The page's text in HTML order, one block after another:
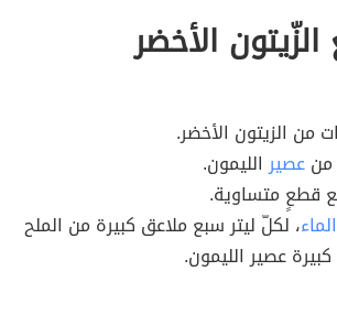
الأخضر
من الزيتون الأخضر.
منعصيرالليمون.
قطعٍ متساوية.
الماء، لكلّ ليتر سبع ملاعق كبيرة من الملح
عصير الليمون.